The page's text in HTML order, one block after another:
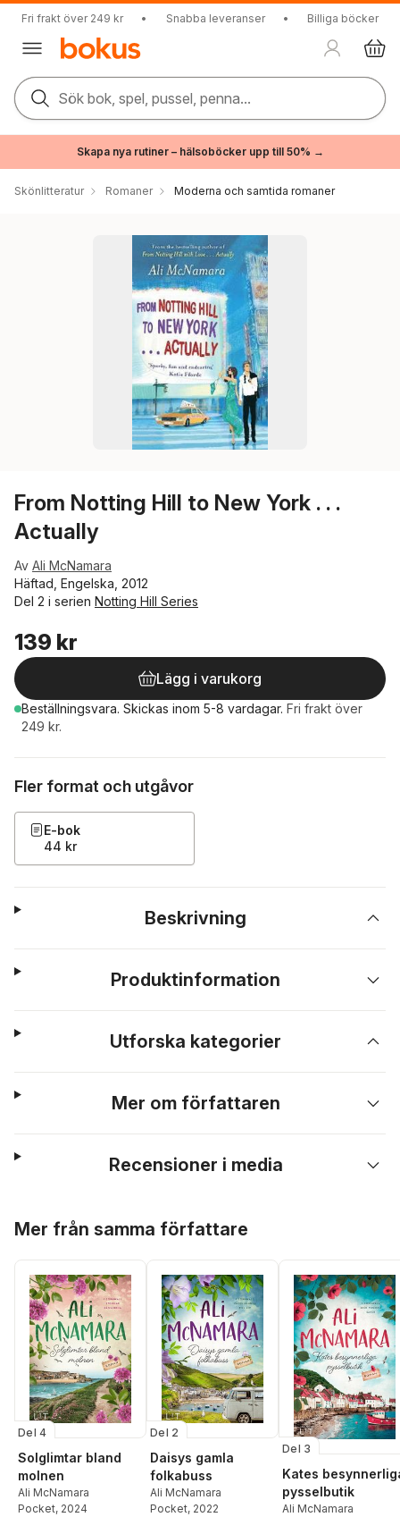
Fri frakt över 249 kr • Snabba leveranser • Billiga böcker
Sök bok, spel, pussel, penna...
Skapa nya rutiner – hälsoböcker upp till 50% →
Skönlitteratur Romaner Moderna och samtida romaner
From Notting Hill to New York . . .
Actually
Av Ali McNamara
Häftad, Engelska, 2012
Del 2 i serien Notting Hill Series
139 kr
Lägg i varukorg
Beställningsvara. Skickas inom 5-8 vardagar. Fri frakt över
249 kr.
Fler format och utgåvor
E-bok
44 kr
Beskrivning
Produktinformation
Utforska kategorier
Mer om författaren
Recensioner i media
Mer från samma författare
Del 4
Solglimtar bland
molnen
Ali McNamara
Pocket, 2024
Del 2
Daisys gamla
folkabuss
Ali McNamara
Pocket, 2022
Del 3
Kates
pysselbutik
Ali McNamara